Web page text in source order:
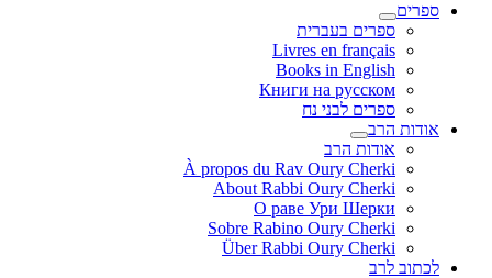
ספרים
ספרים בעברית
Livres en français
Books in English
Книги на русском
ספרים לבני נח
אודות הרב
אודות הרב
À propos du Rav Oury Cherki
About Rabbi Oury Cherki
О раве Ури Шерки
Sobre Rabino Oury Cherki
Über Rabbi Oury Cherki
לכתוב לרב